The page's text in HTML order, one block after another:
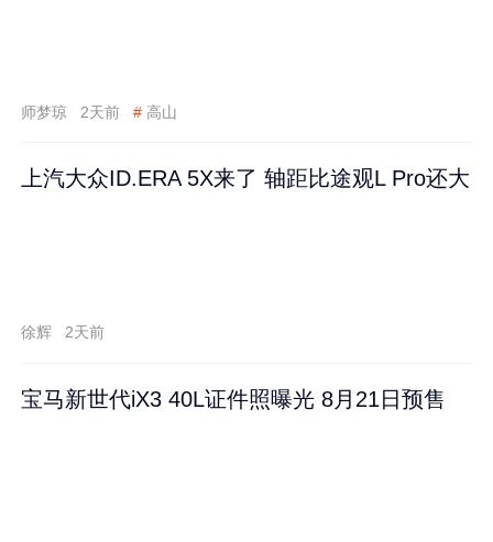
师梦琼 2天前 # 高山
上汽大众ID.ERA 5X来了 轴距比途观L Pro还大
徐辉 2天前
宝马新世代iX3 40L证件照曝光 8月21日预售